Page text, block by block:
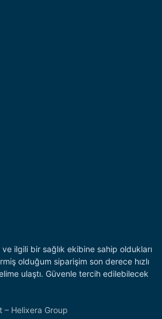
ilgili bir sağlık ekibine sahip oldukları
olduğum siparişim son derece hızlı
ulaştı. Güvenle tercih edilebilecek
Helixera Group